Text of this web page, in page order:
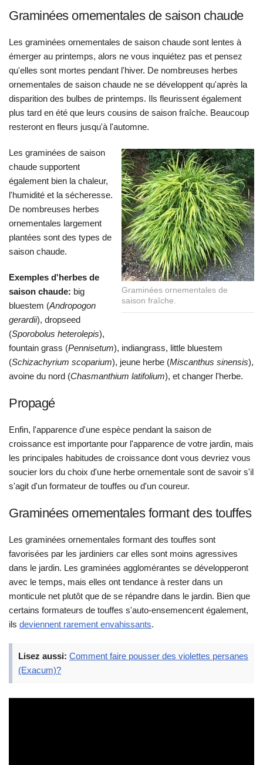
Graminées ornementales de saison chaude
Les graminées ornementales de saison chaude sont lentes à
émerger au printemps, alors ne vous inquiétez pas et pensez
qu'elles sont mortes pendant l'hiver. De nombreuses herbes
ornementales de saison chaude ne se développent qu'après la
disparition des bulbes de printemps. Ils fleurissent également
plus tard en été que leurs cousins de saison fraîche. Beaucoup
resteront en fleurs jusqu'à l'automne.
Graminées ornementales de
saison fraîche.
Les graminées de saison
chaude supportent
également bien la chaleur,
l'humidité et la sécheresse.
De nombreuses herbes
ornementales largement
plantées sont des types de
saison chaude.
Exemples d'herbes de
saison chaude: big
bluestem (Andropogon
gerardii), dropseed
(Sporobolus heterolepis),
fountain grass (Pennisetum), indiangrass, little bluestem
(Schizachyrium scoparium), jeune herbe (Miscanthus sinensis),
avoine du nord (Chasmanthium latifolium), et changer l'herbe.
Propagé
Enfin, l'apparence d'une espèce pendant la saison de
croissance est importante pour l'apparence de votre jardin, mais
les principales habitudes de croissance dont vous devriez vous
soucier lors du choix d'une herbe ornementale sont de savoir s'il
s'agit d'un formateur de touffes ou d'un coureur.
Graminées ornementales formant des touffes
Les graminées ornementales formant des touffes sont
favorisées par les jardiniers car elles sont moins agressives
dans le jardin. Les graminées agglomérantes se développeront
avec le temps, mais elles ont tendance à rester dans un
monticule net plutôt que de se répandre dans le jardin. Bien que
certains formateurs de touffes s'auto-ensemencent également,
ils deviennent rarement envahissants.
Lisez aussi: Comment faire pousser des violettes persanes
(Exacum)?